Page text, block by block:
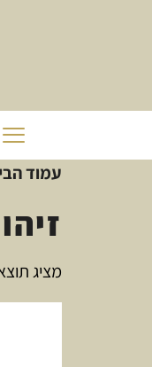
עמוד
מציג